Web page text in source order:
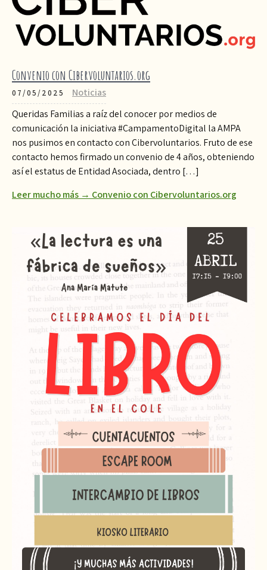
Convenio con Cibervoluntarios.org
07/05/2025
Noticias
Queridas Familias a raíz del conocer por medios de
comunicación la iniciativa #CampamentoDigital la AMPA
nos pusimos en contacto con Cibervoluntarios. Fruto de ese
contacto hemos firmado un convenio de 4 años, obteniendo
así el estatus de Entidad Asociada, dentro […]
Leer mucho más → Convenio con Cibervoluntarios.org